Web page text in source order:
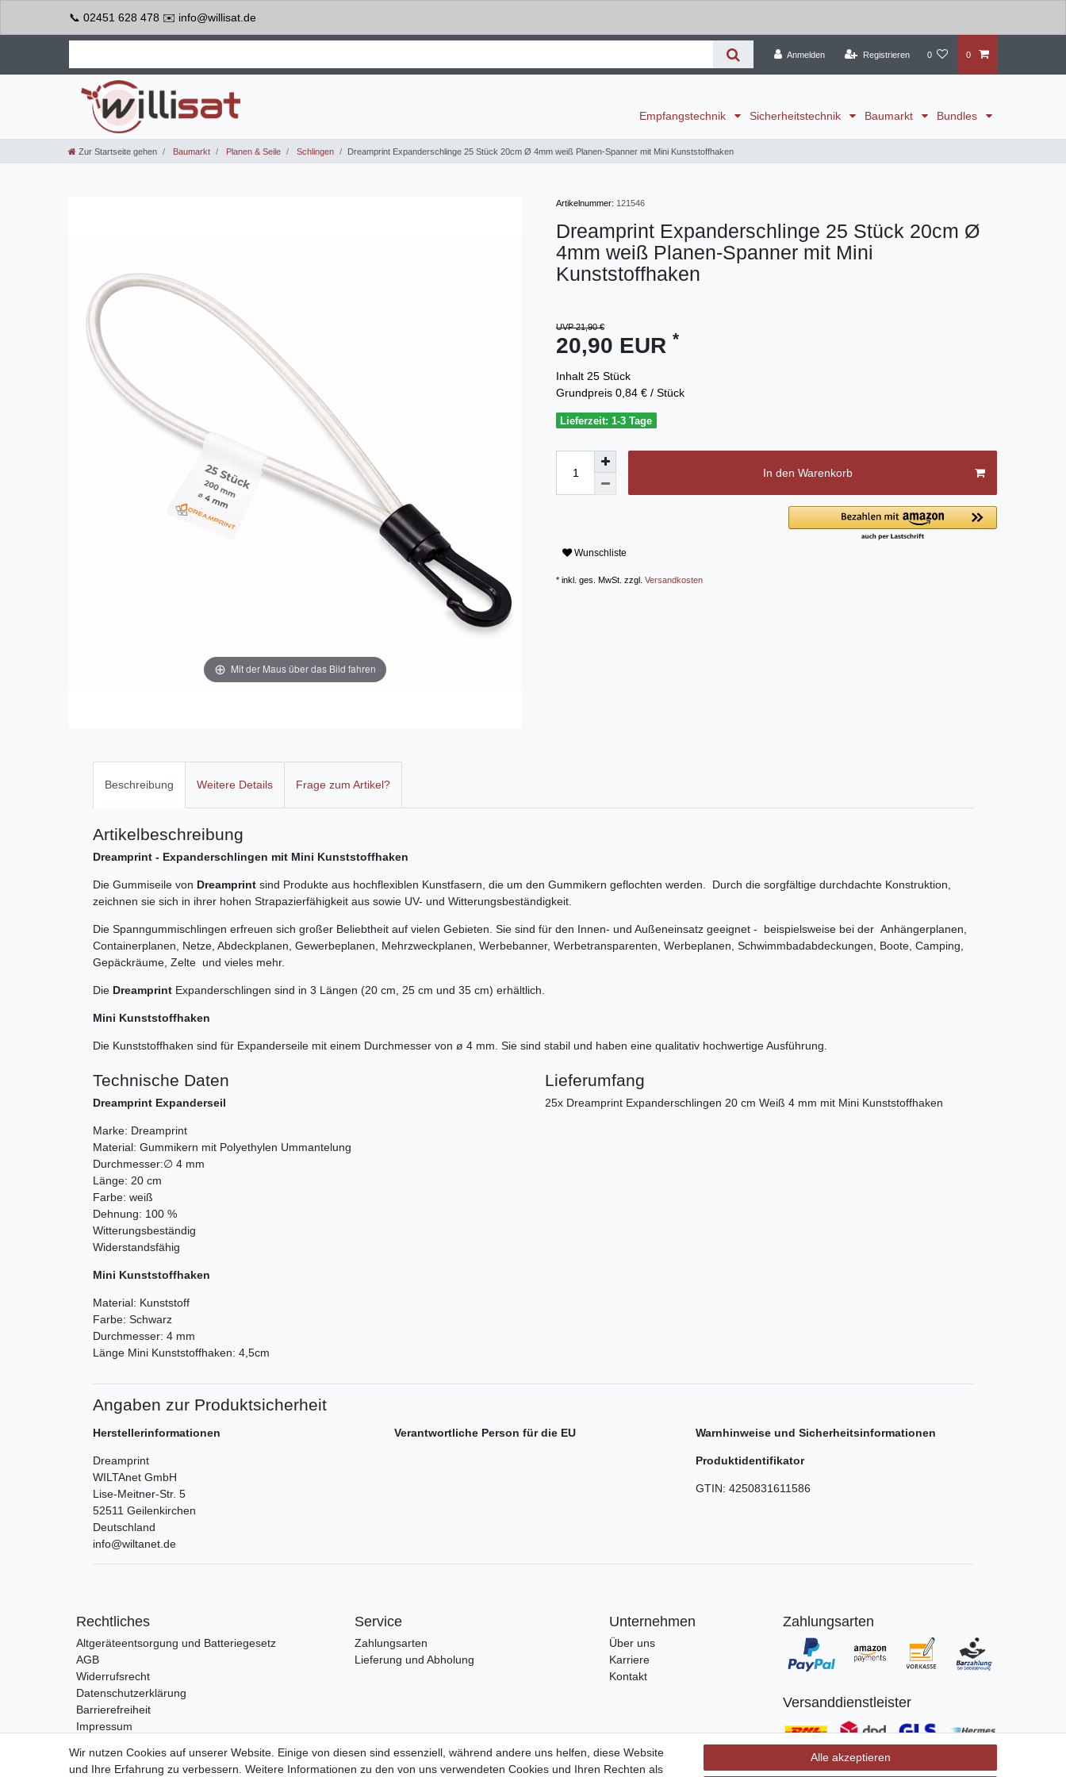
📞 02451 628 478 ✉️ info@willisat.de
Anmelden Registrieren 0 0
Empfangstechnik Sicherheitstechnik Baumarkt Bundles
Zur Startseite gehen Baumarkt Planen & Seile Schlingen Dreamprint Expanderschlinge 25 Stück 20cm Ø 4mm weiß Planen-Spanner mit Mini Kunststoffhaken
Mit der Maus über das Bild fahren
Artikelnummer: 121546
Dreamprint Expanderschlinge 25 Stück 20cm Ø
4mm weiß Planen-Spanner mit Mini
Kunststoffhaken
UVP 21,90 €
20,90 EUR *
Inhalt 25 Stück
Grundpreis 0,84 € / Stück
Lieferzeit: 1-3 Tage
In den Warenkorb
Wunschliste
* inkl. ges. MwSt. zzgl. Versandkosten
Beschreibung Weitere Details Frage zum Artikel?
Artikelbeschreibung
Dreamprint - Expanderschlingen mit Mini Kunststoffhaken
Die Gummiseile von Dreamprint sind Produkte aus hochflexiblen Kunstfasern, die um den Gummikern geflochten werden. Durch die sorgfältige durchdachte Konstruktion,
zeichnen sie sich in ihrer hohen Strapazierfähigkeit aus sowie UV- und Witterungsbeständigkeit.
Die Spanngummischlingen erfreuen sich großer Beliebtheit auf vielen Gebieten. Sie sind für den Innen- und Außeneinsatz geeignet - beispielsweise bei der Anhängerplanen,
Containerplanen, Netze, Abdeckplanen, Gewerbeplanen, Mehrzweckplanen, Werbebanner, Werbetransparenten, Werbeplanen, Schwimmbadabdeckungen, Boote, Camping,
Gepäckräume, Zelte und vieles mehr.
Die Dreamprint Expanderschlingen sind in 3 Längen (20 cm, 25 cm und 35 cm) erhältlich.
Mini Kunststoffhaken
Die Kunststoffhaken sind für Expanderseile mit einem Durchmesser von ø 4 mm. Sie sind stabil und haben eine qualitativ hochwertige Ausführung.
Technische Daten
Dreamprint Expanderseil
Marke: Dreamprint
Material: Gummikern mit Polyethylen Ummantelung
Durchmesser:∅ 4 mm
Länge: 20 cm
Farbe: weiß
Dehnung: 100 %
Witterungsbeständig
Widerstandsfähig
Mini Kunststoffhaken
Material: Kunststoff
Farbe: Schwarz
Durchmesser: 4 mm
Länge Mini Kunststoffhaken: 4,5cm
Lieferumfang
25x Dreamprint Expanderschlingen 20 cm Weiß 4 mm mit Mini Kunststoffhaken
Angaben zur Produktsicherheit
Herstellerinformationen
Dreamprint
WILTAnet GmbH
Lise-Meitner-Str. 5
52511 Geilenkirchen
Deutschland
info@wiltanet.de
Verantwortliche Person für die EU Warnhinweise und Sicherheitsinformationen
Produktidentifikator
GTIN: 4250831611586
Rechtliches
Altgeräteentsorgung und Batteriegesetz
AGB
Widerrufsrecht
Datenschutzerklärung
Barrierefreiheit
Impressum
Service
Zahlungsarten
Lieferung und Abholung
Unternehmen
Über uns
Karriere
Kontakt
Zahlungsarten
Versanddienstleister
Wir nutzen Cookies auf unserer Website. Einige von diesen sind essenziell, während andere uns helfen, diese Website
und Ihre Erfahrung zu verbessern. Weitere Informationen zu den von uns verwendeten Cookies und Ihren Rechten als
Alle akzeptieren